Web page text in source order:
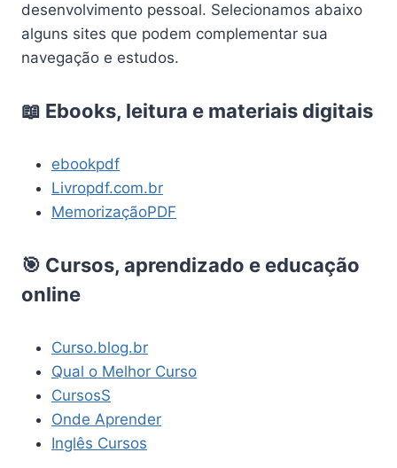
desenvolvimento pessoal. Selecionamos abaixo
alguns sites que podem complementar sua
navegação e estudos.
📖 Ebooks, leitura e materiais digitais
ebookpdf
Livropdf.com.br
MemorizaçãoPDF
🎯 Cursos, aprendizado e educação
online
Curso.blog.br
Qual o Melhor Curso
CursosS
Onde Aprender
Inglês Cursos